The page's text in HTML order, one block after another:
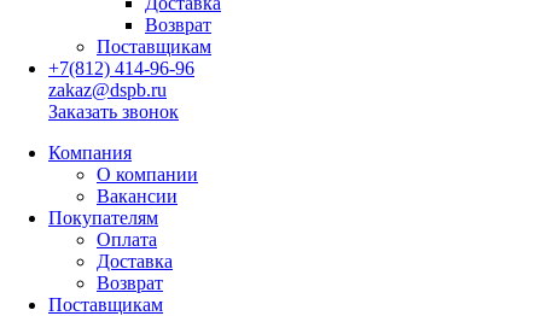
Возврат
Поставщикам
+7(812) 414-96-96
zakaz@dspb.ru
Заказать звонок
Компания
О компании
Вакансии
Покупателям
Оплата
Доставка
Возврат
Поставщикам